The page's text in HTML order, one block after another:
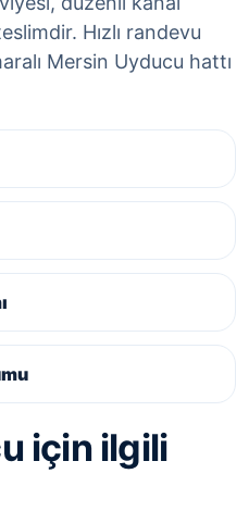
Hızlı randevu
Mersin Uyducu hattı
için ilgili